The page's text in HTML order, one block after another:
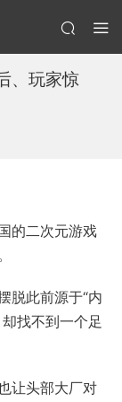
、玩家惊
的二次元游戏
脱此前源于“内
找不到一个足
让头部大厂对